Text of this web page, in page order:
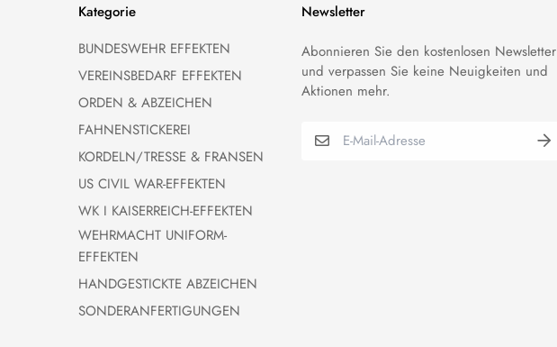
Kategorie
BUNDESWEHR EFFEKTEN
VEREINSBEDARF EFFEKTEN
ORDEN & ABZEICHEN
FAHNENSTICKEREI
KORDELN/TRESSE & FRANSEN
US CIVIL WAR-EFFEKTEN
WK I KAISERREICH-EFFEKTEN
WEHRMACHT UNIFORM-
EFFEKTEN
HANDGESTICKTE ABZEICHEN
SONDERANFERTIGUNGEN
Newsletter
Abonnieren Sie den kostenlosen Newsletter
und verpassen Sie keine Neuigkeiten und
Aktionen mehr.